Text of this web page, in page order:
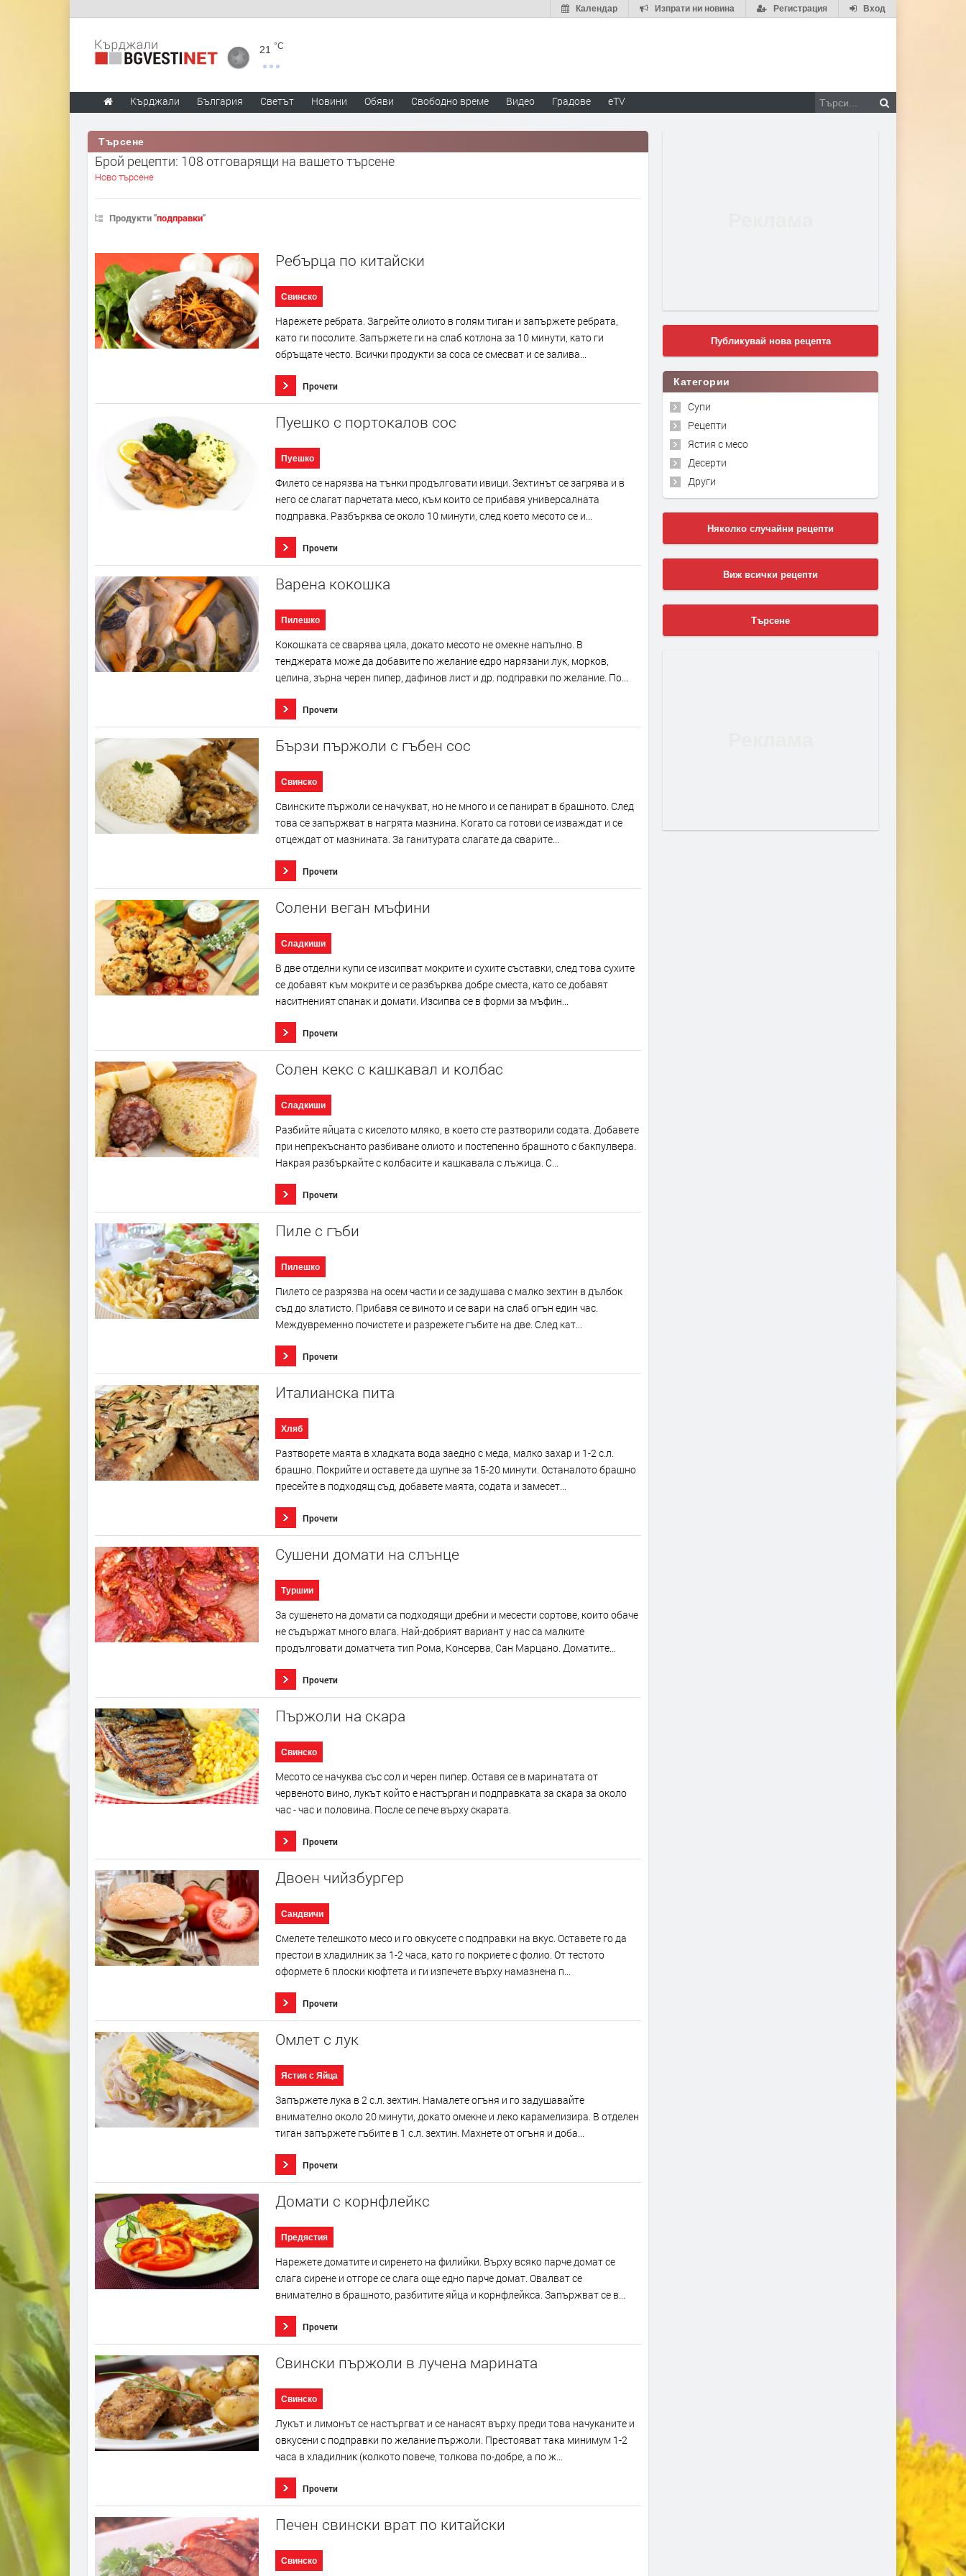
Вход
Регистрация
Изпрати ни новина
Календар
21 °C
Кърджали България Светът Новини Обяви Свободно време Видео Градове eTV
Търсене
Брой рецепти: 108 отговарящи на вашето търсене
Ново търсене
Продукти "подправки"
Ребърца по китайски
Свинско
Нарежете ребрата. Загрейте олиото в голям тиган и запържете ребрата,
като ги посолите. Запържете ги на слаб котлона за 10 минути, като ги
обръщате често. Всички продукти за соса се смесват и се залива...
Прочети
Пуешко с портокалов сос
Пуешко
Филето се нарязва на тънки продълговати ивици. Зехтинът се загрява и в
него се слагат парчетата месо, към които се прибавя универсалната
подправка. Разбърква се около 10 минути, след което месото се и...
Прочети
Варена кокошка
Пилешко
Кокошката се сварява цяла, докато месото не омекне напълно. В
тенджерата може да добавите по желание едро нарязани лук, морков,
целина, зърна черен пипер, дафинов лист и др. подправки по желание. По...
Прочети
Бързи пържоли с гъбен сос
Свинско
Свинските пържоли се начукват, но не много и се панират в брашното. След
това се запържват в нагрята мазнина. Когато са готови се изваждат и се
отцеждат от мазнината. За ганитурата слагате да сварите...
Прочети
Солени веган мъфини
Сладкиши
В две отделни купи се изсипват мокрите и сухите съставки, след това сухите
се добавят към мокрите и се разбърква добре сместа, като се добавят
наситненият спанак и домати. Изсипва се в форми за мъфин...
Прочети
Солен кекс с кашкавал и колбас
Сладкиши
Разбийте яйцата с киселото мляко, в което сте разтворили содата. Добавете
при непрекъснанто разбиване олиото и постепенно брашното с бакпулвера.
Накрая разбъркайте с колбасите и кашкавала с лъжица. С...
Прочети
Пиле с гъби
Пилешко
Пилето се разрязва на осем части и се задушава с малко зехтин в дълбок
съд до златисто. Прибавя се виното и се вари на слаб огън един час.
Междувременно почистете и разрежете гъбите на две. След кат...
Прочети
Италианска пита
Хляб
Разтворете маята в хладката вода заедно с меда, малко захар и 1-2 с.л.
брашно. Покрийте и оставете да шупне за 15-20 минути. Останалото брашно
пресейте в подходящ съд, добавете маята, содата и замесет...
Прочети
Сушени домати на слънце
Туршии
За сушенето на домати са подходящи дребни и месести сортове, които обаче
не съдържат много влага. Най-добрият вариант у нас са малките
продълговати доматчета тип Рома, Консерва, Сан Марцано. Доматите...
Прочети
Пържоли на скара
Свинско
Месото се начуква със сол и черен пипер. Оставя се в маринатата от
червеното вино, лукът който е настърган и подправката за скара за около
час - час и половина. После се пече върху скарата.
Прочети
Двоен чийзбургер
Сандвичи
Смелете телешкото месо и го овкусете с подправки на вкус. Оставете го да
престои в хладилник за 1-2 часа, като го покриете с фолио. От тестото
оформете 6 плоски кюфтета и ги изпечете върху намазнена п...
Прочети
Омлет с лук
Ястия с Яйца
Запържете лука в 2 с.л. зехтин. Намалете огъня и го задушавайте
внимателно около 20 минути, докато омекне и леко карамелизира. В отделен
тиган запържете гъбите в 1 с.л. зехтин. Махнете от огъня и доба...
Прочети
Домати с корнфлейкс
Предястия
Нарежете доматите и сиренето на филийки. Върху всяко парче домат се
слага сирене и отгоре се слага още едно парче домат. Овалват се
внимателно в брашното, разбитите яйца и корнфлейкса. Запържват се в...
Прочети
Свински пържоли в лучена марината
Свинско
Лукът и лимонът се настъргват и се нанасят върху преди това начуканите и
овкусени с подправки по желание пържоли. Престояват така минимум 1-2
часа в хладилник (колкото повече, толкова по-добре, а по ж...
Прочети
Печен свински врат по китайски
Свинско
Публикувай нова рецепта
Категории
Супи
Рецепти
Ястия с месо
Десерти
Други
Няколко случайни рецепти
Виж всички рецепти
Търсене